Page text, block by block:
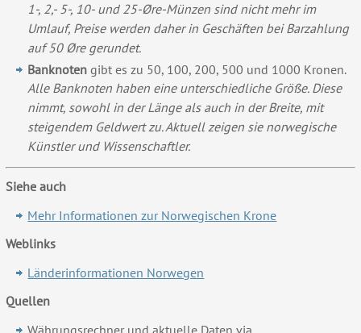
1-, 2,- 5-, 10- und 25-Øre-Münzen sind nicht mehr im
Umlauf, Preise werden daher in Geschäften bei Barzahlung
auf 50 Øre gerundet.
Banknoten gibt es zu 50, 100, 200, 500 und 1000 Kronen.
Alle Banknoten haben eine unterschiedliche Größe. Diese
nimmt, sowohl in der Länge als auch in der Breite, mit
steigendem Geldwert zu. Aktuell zeigen sie norwegische
Künstler und Wissenschaftler.
Siehe auch
Mehr Informationen zur Norwegischen Krone
Weblinks
Länderinformationen Norwegen
Quellen